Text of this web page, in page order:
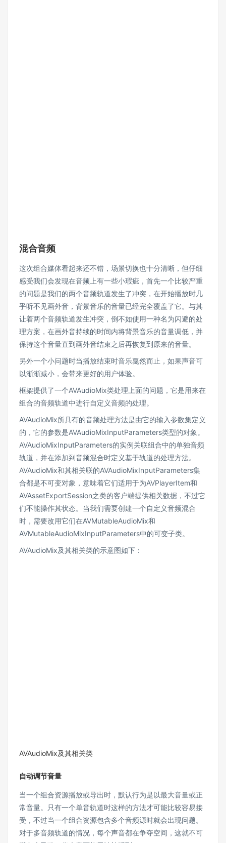
混合音频
这次组合媒体看起来还不错，场景切换也十分清晰，但仔细
感受我们会发现在音频上有一些小瑕疵，首先一个比较严重
的问题是我们的两个音频轨道发生了冲突，在开始播放时几
乎听不见画外音，背景音乐的音量已经完全覆盖了它。与其
让着两个音频轨道发生冲突，倒不如使用一种名为闪避的处
理方案，在画外音持续的时间内将背景音乐的音量调低，并
保持这个音量直到画外音结束之后再恢复到原来的音量。
另外一个小问题时当播放结束时音乐戛然而止，如果声音可
以渐渐减小，会带来更好的用户体验。
框架提供了一个AVAudioMix类处理上面的问题，它是用来在
组合的音频轨道中进行自定义音频的处理。
AVAudioMix所具有的音频处理方法是由它的输入参数集定义
的，它的参数是AVAudioMixInputParameters类型的对象。
AVAudioMixInputParameters的实例关联组合中的单独音频
轨道，并在添加到音频混合时定义基于轨道的处理方法。
AVAudioMix和其相关联的AVAudioMixInputParameters集
合都是不可变对象，意味着它们适用于为AVPlayerItem和
AVAssetExportSession之类的客户端提供相关数据，不过它
们不能操作其状态。当我们需要创建一个自定义音频混合
时，需要改用它们在AVMutableAudioMix和
AVMutableAudioMixInputParameters中的可变子类。
AVAudioMix及其相关类的示意图如下：
AVAudioMix及其相关类
自动调节音量
当一个组合资源播放或导出时，默认行为是以最大音量或正
常音量。只有一个单音轨道时这样的方法才可能比较容易接
受，不过当一个组合资源包含多个音频源时就会出现问题。
对于多音频轨道的情况，每个声音都在争夺空间，这就不可